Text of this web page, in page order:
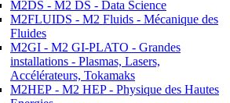
M2DS - M2 DS - Data Science
M2FLUIDS - M2 Fluids - Mécanique des
Fluides
M2GI - M2 GI-PLATO - Grandes
installations - Plasmas, Lasers,
Accélérateurs, Tokamaks
M2HEP - M2 HEP - Physique des Hautes